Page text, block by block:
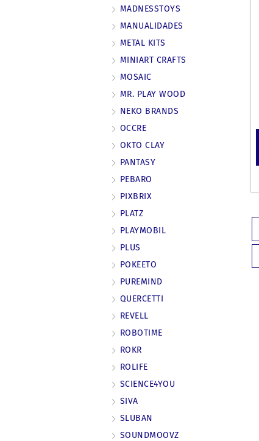
MADNESSTOYS
MANUALIDADES
METAL KITS
MINIART CRAFTS
MOSAIC
MR. PLAY WOOD
NEKO BRANDS
OCCRE
OKTO CLAY
PANTASY
PEBARO
PIXBRIX
PLATZ
PLAYMOBIL
PLUS
POKEETO
PUREMIND
QUERCETTI
REVELL
ROBOTIME
ROKR
ROLIFE
SCIENCE4YOU
SIVA
SLUBAN
SOUNDMOOVZ